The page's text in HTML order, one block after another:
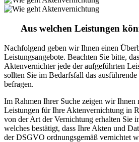
Aus welchen Leistungen
Nachfolgend geben wir Ihnen einen
Leistungsangebote. Beachten Sie bitte,
Aktenvernichter jede der aufgeführten
sollten Sie im Bedarfsfall das
befragen.
Im Rahmen Ihrer Suche zeigen wir Ihnen
Leistungen für Ihre Aktenvernichtung in
von der Art der Vernichtung erhalten Sie
welches bestätigt, dass Ihre Akten und
der DSGVO ordnungsgemäß vernichtet